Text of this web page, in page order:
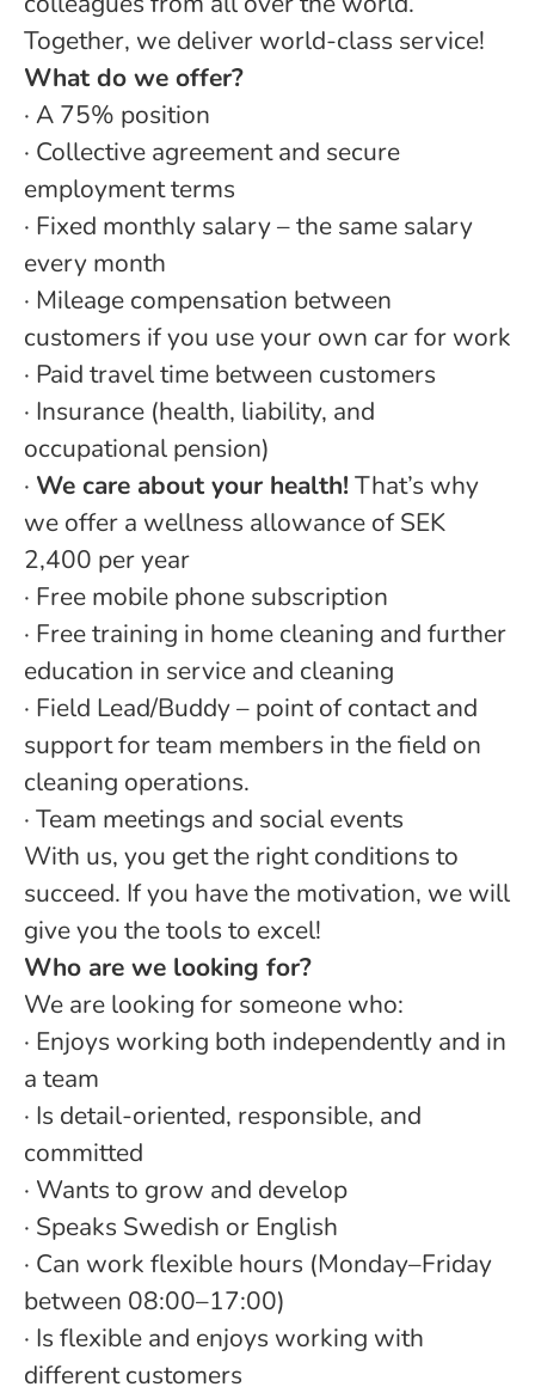
Together, we deliver world-class service!
What do we offer?
· A 75% position
· Collective agreement and secure
employment terms
· Fixed monthly salary – the same salary
every month
· Mileage compensation between
customers if you use your own car for work
· Paid travel time between customers
· Insurance (health, liability, and
occupational pension)
· We care about your health!That’s why
we offer a wellness allowance of SEK
2,400 per year
· Free mobile phone subscription
· Free training in home cleaning and further
education in service and cleaning
· Field Lead/Buddy – point of contact and
support for team members in the field on
cleaning operations.
· Team meetings and social events
With us, you get the right conditions to
succeed. If you have the motivation, we will
give you the tools to excel!
Who are we looking for?
We are looking for someone who:
· Enjoys working both independently and in
a team
· Is detail-oriented, responsible, and
committed
· Wants to grow and develop
· Speaks Swedish or English
· Can work flexible hours (Monday–Friday
between 08:00–17:00)
· Is flexible and enjoys working with
different customers